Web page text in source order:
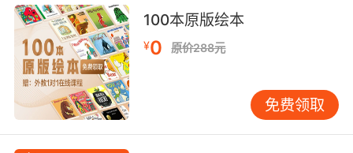
100本原版绘本
¥0 原价288元
免费领取